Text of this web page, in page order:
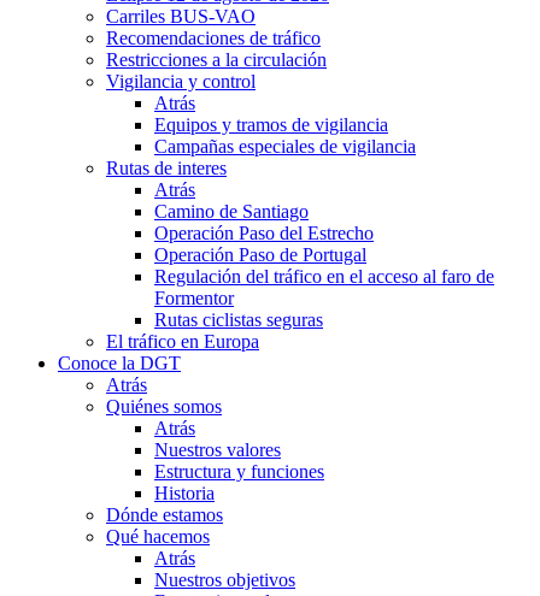
Carriles BUS-VAO
Recomendaciones de tráfico
Restricciones a la circulación
Vigilancia y control
Atrás
Equipos y tramos de vigilancia
Campañas especiales de vigilancia
Rutas de interes
Atrás
Camino de Santiago
Operación Paso del Estrecho
Operación Paso de Portugal
Regulación del tráfico en el acceso al faro de
Formentor
Rutas ciclistas seguras
El tráfico en Europa
Conoce la DGT
Atrás
Quiénes somos
Atrás
Nuestros valores
Estructura y funciones
Historia
Dónde estamos
Qué hacemos
Atrás
Nuestros objetivos